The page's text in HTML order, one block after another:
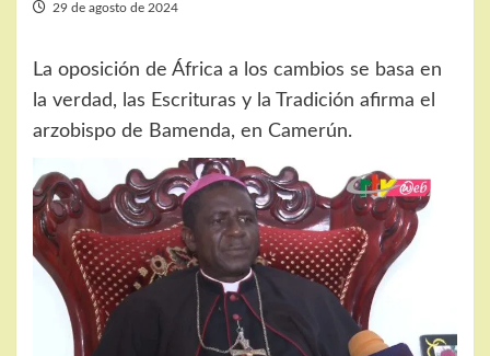
29 de agosto de 2024
La oposición de África a los cambios se basa en
la verdad, las Escrituras y la Tradición afirma el
arzobispo de Bamenda, en Camerún.